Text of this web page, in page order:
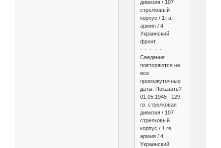
дивизия / 107
стрелковый
корпус / 1 гв.
армия / 4
Украинский
фронт
· · · · ·
Сведения
повторяются на
все
промежуточные
даты. Показать?
01.05.1945 129
гв. стрелковая
дивизия / 107
стрелковый
корпус / 1 гв.
армия / 4
Украинский